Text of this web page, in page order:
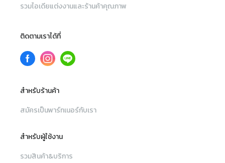
รวมไอเดียแต่งงานและร้านค้าคุณภาพ
ติดตามเราได้ที่
สำหรับร้านค้า
สมัครเป็นพาร์ทเนอร์กับเรา
สำหรับผู้ใช้งาน
รวมสินค้า&บริการ